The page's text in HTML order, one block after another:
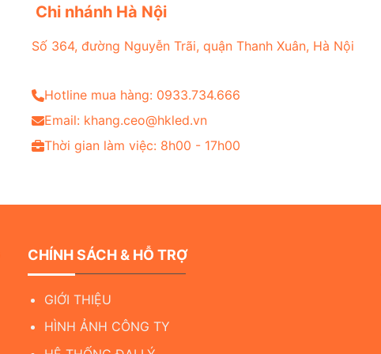
Chi nhánh Hà Nội
Số 364, đường Nguyễn Trãi, quận Thanh Xuân, Hà Nội
Hotline mua hàng: 0933.734.666
Email: khang.ceo@hkled.vn
Thời gian làm việc: 8h00 - 17h00
CHÍNH SÁCH & HỖ TRỢ
GIỚI THIỆU
HÌNH ẢNH CÔNG TY